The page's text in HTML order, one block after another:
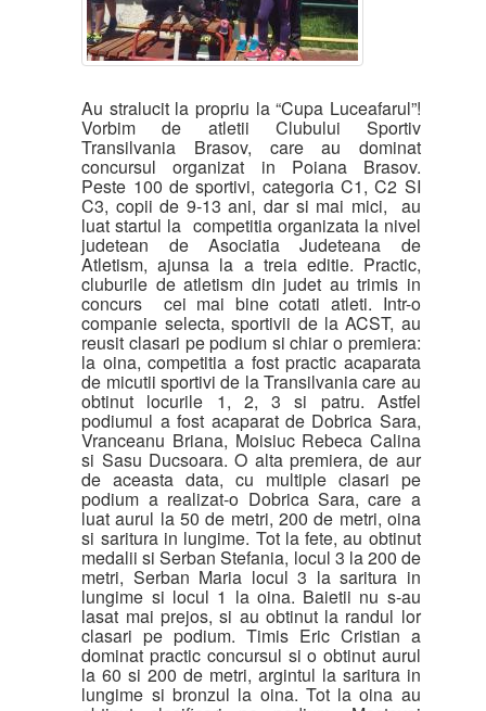
Au stralucit la propriu la “Cupa Luceafarul”!
Vorbim de atletii Clubului Sportiv
Transilvania Brasov, care au dominat
concursul organizat in Poiana Brasov.
Peste 100 de sportivi, categoria C1, C2 SI
C3, copii de 9-13 ani, dar si mai mici, au
luat startul la competitia organizata la nivel
judetean de Asociatia Judeteana de
Atletism, ajunsa la a treia editie. Practic,
cluburile de atletism din judet au trimis in
concurs cei mai bine cotati atleti. Intr-o
companie selecta, sportivii de la ACST, au
reusit clasari pe podium si chiar o premiera:
la oina, competitia a fost practic acaparata
de micutii sportivi de la Transilvania care au
obtinut locurile 1, 2, 3 si patru. Astfel
podiumul a fost acaparat de Dobrica Sara,
Vranceanu Briana, Moisiuc Rebeca Calina
si Sasu Ducsoara. O alta premiera, de aur
de aceasta data, cu multiple clasari pe
podium a realizat-o Dobrica Sara, care a
luat aurul la 50 de metri, 200 de metri, oina
si saritura in lungime. Tot la fete, au obtinut
medalii si Serban Stefania, locul 3 la 200 de
metri, Serban Maria locul 3 la saritura in
lungime si locul 1 la oina. Baietii nu s-au
lasat mai prejos, si au obtinut la randul lor
clasari pe podium. Timis Eric Cristian a
dominat practic concursul si o obtinut aurul
la 60 si 200 de metri, argintul la saritura in
lungime si bronzul la oina. Tot la oina au